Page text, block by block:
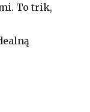
To trik,